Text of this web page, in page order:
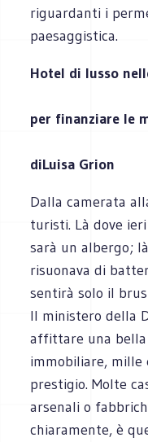
riguardanti i
paesaggistica.
Hotel di lusso
per finanziare le
diLuisa Grion
Dalla camerata
turisti. Là dove
sarà un albergo;
risuonava di
sentirà solo il
Il ministero della
affittare una
immobiliare, mille
prestigio. Molte
arsenali o
chiaramente, è